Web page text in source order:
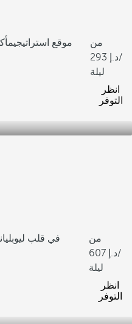
موقع استراتيجي
من
293
/
ليلة
انظر
التوفر
في قلب
من
607
/
ليلة
انظر
التوفر